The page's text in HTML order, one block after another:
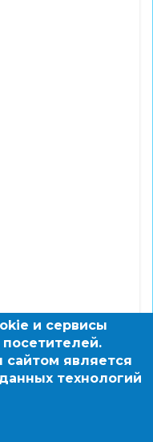
департамента
и сервисы
является
технологий